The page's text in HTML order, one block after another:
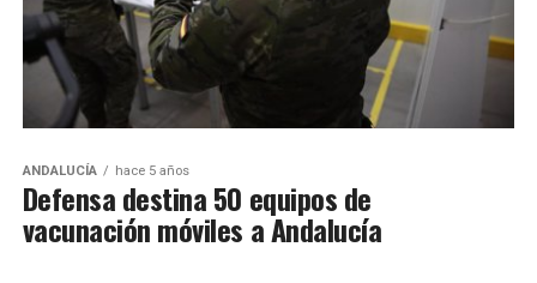
ANDALUCÍA hace 5 años
Defensa destina 50 equipos de
vacunación móviles a Andalucía